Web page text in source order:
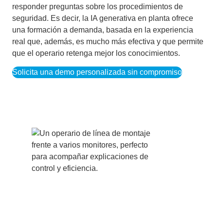
responder preguntas sobre los procedimientos de
seguridad. Es decir, la IA generativa en planta ofrece
una formación a demanda, basada en la experiencia
real que, además, es mucho más efectiva y que permite
que el operario retenga mejor los conocimientos.
Solicita una demo personalizada sin compromiso